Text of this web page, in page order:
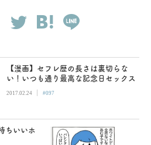
【漫画】セフレ歴の長さは裏切らな
い！いつも通り最高な記念日セックス
2017.02.24 | #097
ちいいホ